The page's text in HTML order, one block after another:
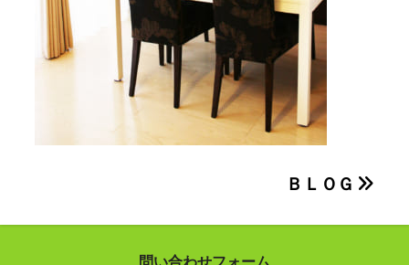
稿
ＢＬＯＧ
問い合わせフォーム